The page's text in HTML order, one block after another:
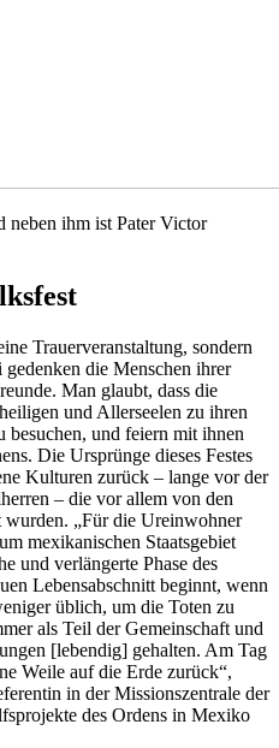
neben ihm ist Pater Victor
Trauerveranstaltung, sondern
die Menschen ihrer
Man glaubt, dass die
und Allerseelen zu ihren
besuchen, und feiern mit ihnen
Die Ursprünge dieses Festes
Kulturen zurück – lange vor der
– die vor allem von den
„Für die Ureinwohner
mexikanischen Staatsgebiet
und verlängerte Phase des
Lebensabschnitt beginnt, wenn
üblich, um die Toten zu
als Teil der Gemeinschaft und
[lebendig] gehalten. Am Tag
Weile auf die Erde zurück“,
in der Missionszentrale der
des Ordens in Mexiko